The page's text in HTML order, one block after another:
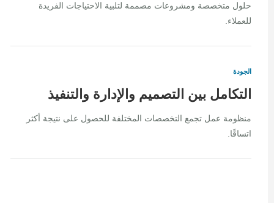
حلول متخصصة ومشروعات مصممة لتلبية الاحتياجات الفريدة
للعملاء.
الجودة
التكامل بين التصميم والإدارة والتنفيذ
منظومة عمل تجمع التخصصات المختلفة للحصول على نتيجة أكثر
اتساقًا.